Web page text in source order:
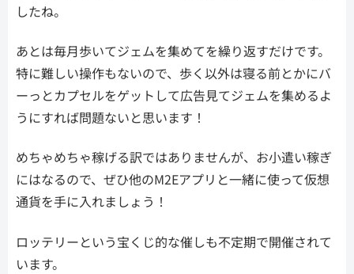
したね。
あとは毎月歩いてジェムを集めてを繰り返すだけです。
特に難しい操作もないので、歩く以外は寝る前とかにバ
ーっとカプセルをゲットして広告見てジェムを集めるよ
うにすれば問題ないと思います！
めちゃめちゃ稼げる訳ではありませんが、お小遣い稼ぎ
にはなるので、ぜひ他のM2Eアプリと一緒に使って仮想
通貨を手に入れましょう！
ロッテリーという宝くじ的な催しも不定期で開催されて
います。